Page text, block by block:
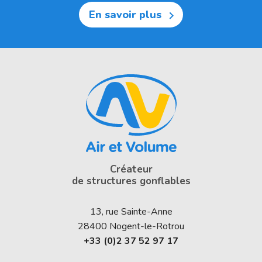
En savoir plus 
Créateur
de structures gonflables
13, rue Sainte-Anne
28400 Nogent-le-Rotrou
+33 (0)2 37 52 97 17